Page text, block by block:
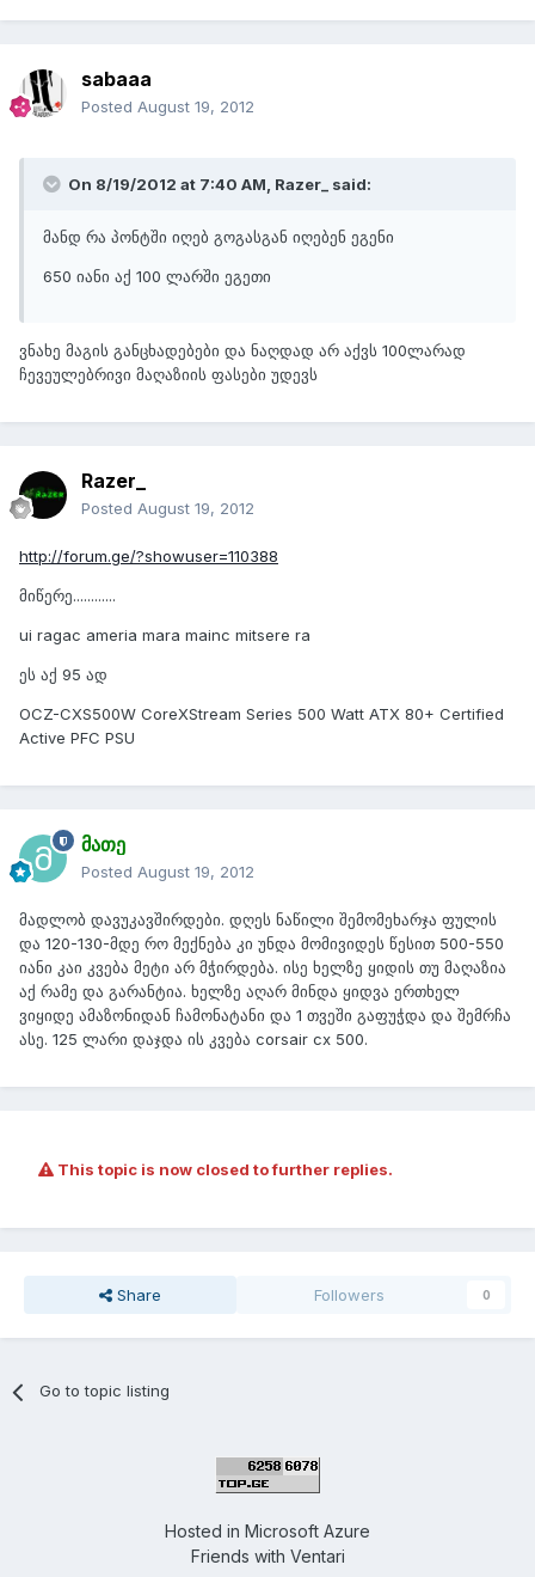
sabaaa
Posted August 19, 2012
On 8/19/2012 at 7:40 AM, Razer_ said:
მანდ რა პონტში იღებ გოგასგან იღებენ ეგენი
650 იანი აქ 100 ლარში ეგეთი
ვნახე მაგის განცხადებები და ნაღდად არ აქვს 100ლარად
ჩევეულებრივი მაღაზიის ფასები უდევს
Razer_
Posted August 19, 2012
http://forum.ge/?showuser=110388
მიწერე............
ui ragac ameria mara mainc mitsere ra
ეს აქ 95 ად
OCZ-CXS500W CoreXStream Series 500 Watt ATX 80+ Certified
Active PFC PSU
მათე
Posted August 19, 2012
მადლობ დავუკავშირდები. დღეს ნაწილი შემომეხარჯა ფულის
და 120-130-მდე რო მექნება კი უნდა მომივიდეს წესით 500-550
იანი კაი კვება მეტი არ მჭირდება. ისე ხელზე ყიდის თუ მაღაზია
აქ რამე და გარანტია. ხელზე აღარ მინდა ყიდვა ერთხელ
ვიყიდე ამაზონიდან ჩამონატანი და 1 თვეში გაფუჭდა და შემრჩა
ასე. 125 ლარი დაჯდა ის კვება corsair cx 500.
This topic is now closed to further replies.
Share Followers 0
Go to topic listing
Hosted in Microsoft Azure
Friends with Ventari